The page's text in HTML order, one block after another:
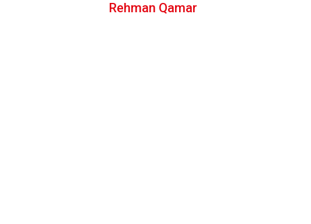
Rehman Qamar